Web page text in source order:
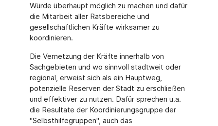
Würde überhaupt möglich zu machen und dafür
die Mitarbeit aller Ratsbereiche und
gesellschaftlichen Kräfte wirksamer zu
koordinieren.
Die Vernetzung der Kräfte innerhalb von
Sachgebieten und wo sinnvoll stadtweit oder
regional, erweist sich als ein Hauptweg,
potenzielle Reserven der Stadt zu erschließen
und effektiver zu nutzen. Dafür sprechen u.a.
die Resultate der Koordinierungsgruppe der
"Selbsthilfegruppen", auch das